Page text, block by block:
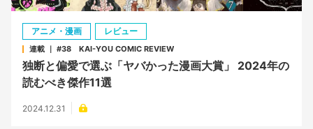
アニメ・漫画 レビュー
連載 ｜ #38 KAI-YOU COMIC REVIEW
独断と偏愛で選ぶ「ヤバかった漫画大賞」 2024年の
読むべき傑作11選
2024.12.31